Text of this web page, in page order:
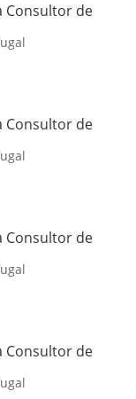
Consultor de
Consultor de
Consultor de
Consultor de